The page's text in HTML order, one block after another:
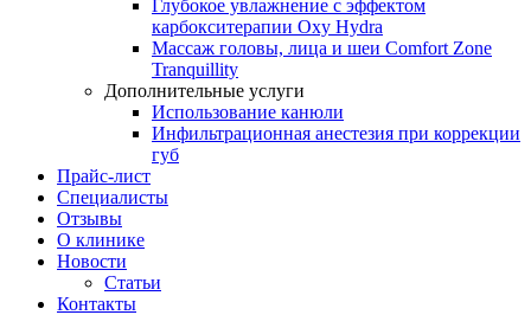
Глубокое увлажнение с эффектом
карбокситерапии Oxy Hydra
Массаж головы, лица и шеи Comfort Zone
Tranquillity
Дополнительные услуги
Использование канюли
Инфильтрационная анестезия при коррекции
губ
Прайс-лист
Специалисты
Отзывы
О клинике
Новости
Статьи
Контакты